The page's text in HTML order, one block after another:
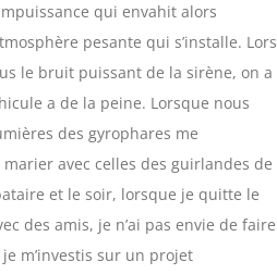
qui envahit alors
pesante qui s’installe. Lors
le bruit puissant de la sirène, on a
a de la peine. Lorsque nous
des gyrophares me
avec celles des guirlandes de
et le soir, lorsque je quitte le
des amis, je n’ai pas envie de faire
m’investis sur un projet